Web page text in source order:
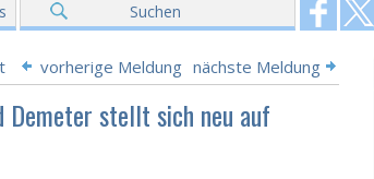
Suchen
vorherige Meldung nächste Meldung
Demeter stellt sich neu auf